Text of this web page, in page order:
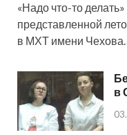
«Надо что-то
представленной
в МХТ имени
в